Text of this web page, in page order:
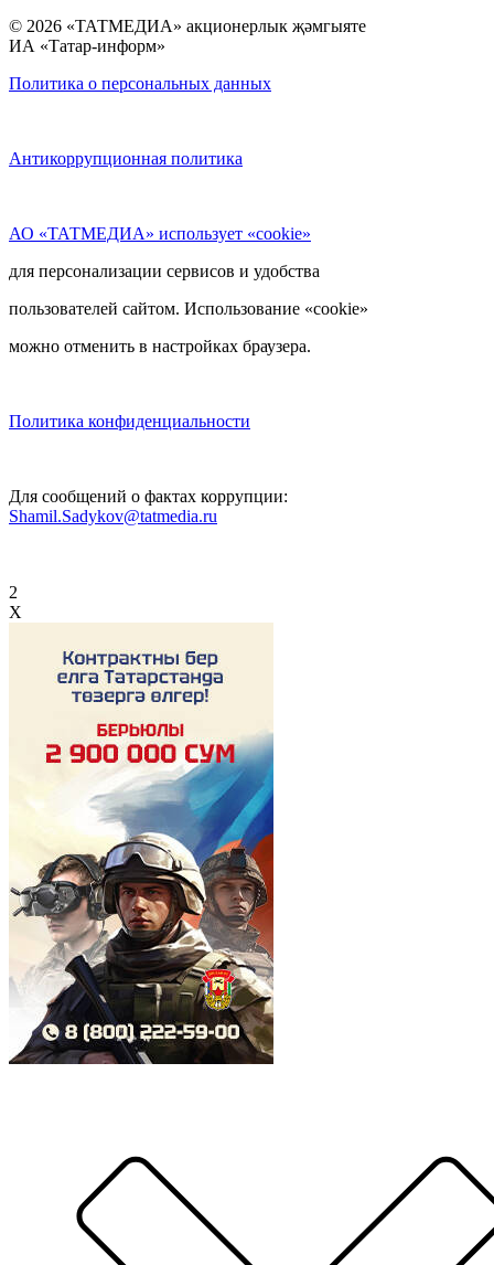
© 2026 «ТАТМЕДИА» акционерлык җәмгыяте
ИА «Татар-информ»
Политика о персональных данных
Антикоррупционная политика
АО «ТАТМЕДИА» использует «cookie»
для персонализации сервисов и удобства
пользователей сайтом. Использование «cookie»
можно отменить в настройках браузера.
Политика конфиденциальности
Для сообщений о фактах коррупции:
Shamil.Sadykov@tatmedia.ru
2
X